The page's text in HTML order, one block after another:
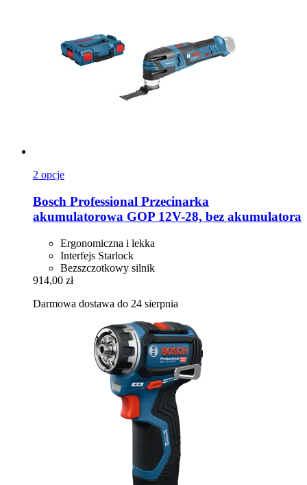
2 opcje
Bosch Professional Przecinarka
akumulatorowa GOP 12V-​28, bez akumulatora
Ergonomiczna i lekka
Interfejs Starlock
Bezszczotkowy silnik
914,00 zł
Darmowa dostawa do 24 sierpnia